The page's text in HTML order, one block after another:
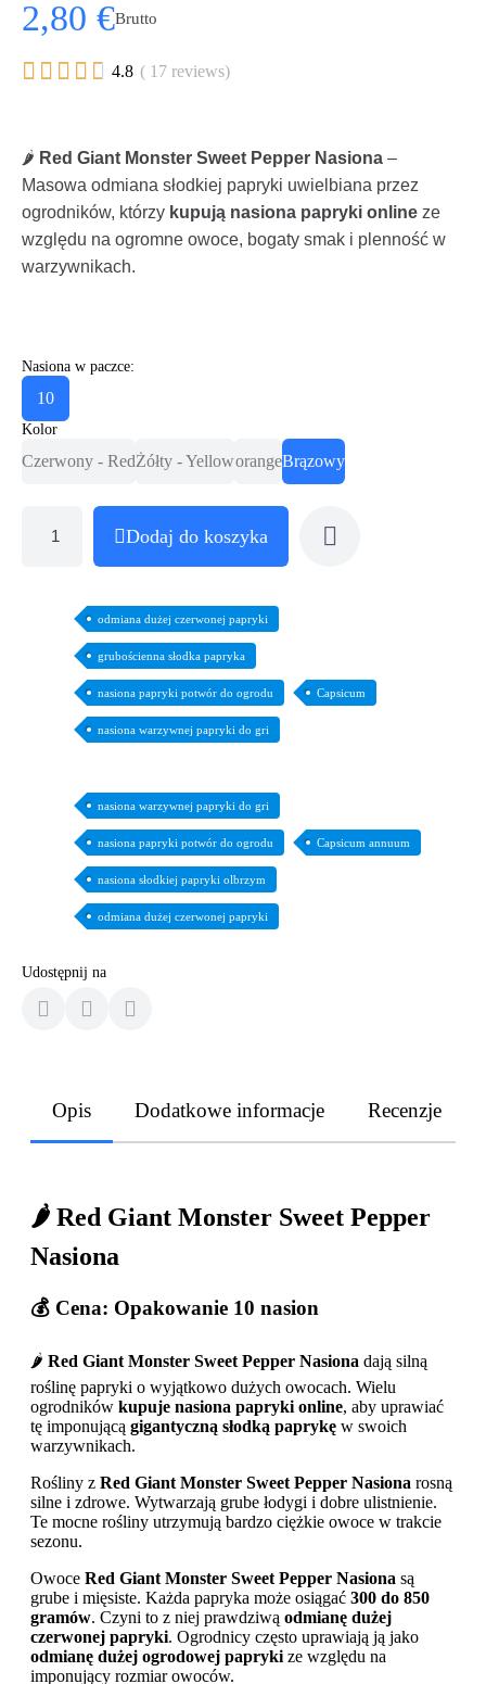
2,80 €Brutto
     4.8 ( 17 reviews)
🌶️ Red Giant Monster Sweet Pepper Nasiona –
Masowa odmiana słodkiej papryki uwielbiana przez
ogrodników, którzy kupują nasiona papryki online ze
względu na ogromne owoce, bogaty smak i plenność w
warzywnikach.
Nasiona w paczce:
10
Kolor
Czerwony - RedŻółty - YelloworangeBrązowy
Dodaj do koszyka
odmiana dużej czerwonej papryki
grubościenna słodka papryka
nasiona papryki potwór do ogrodu Capsicum
nasiona warzywnej papryki do gri
nasiona warzywnej papryki do gri
nasiona papryki potwór do ogrodu Capsicum annuum
nasiona słodkiej papryki olbrzym
odmiana dużej czerwonej papryki
Udostępnij na
Opis Dodatkowe informacje Recenzje
🌶️ Red Giant Monster Sweet Pepper
Nasiona
💰 Cena: Opakowanie 10 nasion
🌶️ Red Giant Monster Sweet Pepper Nasiona dają silną
roślinę papryki o wyjątkowo dużych owocach. Wielu
ogrodników kupuje nasiona papryki online, aby uprawiać
tę imponującą gigantyczną słodką paprykę w swoich
warzywnikach.
Rośliny z Red Giant Monster Sweet Pepper Nasiona rosną
silne i zdrowe. Wytwarzają grube łodygi i dobre ulistnienie.
Te mocne rośliny utrzymują bardzo ciężkie owoce w trakcie
sezonu.
Owoce Red Giant Monster Sweet Pepper Nasiona są
grube i mięsiste. Każda papryka może osiągać 300 do 850
gramów. Czyni to z niej prawdziwą odmianę dużej
czerwonej papryki. Ogrodnicy często uprawiają ją jako
odmianę dużej ogrodowej papryki ze względu na
imponujący rozmiar owoców.